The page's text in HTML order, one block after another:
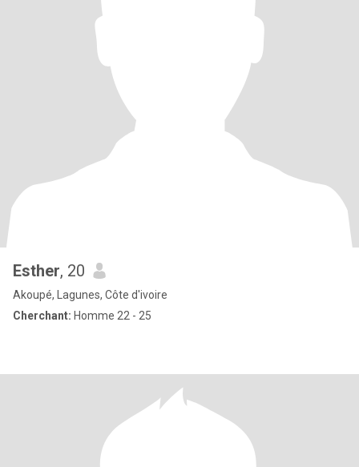
Esther, 20
Akoupé, Lagunes, Côte d'ivoire
Cherchant: Homme 22 - 25